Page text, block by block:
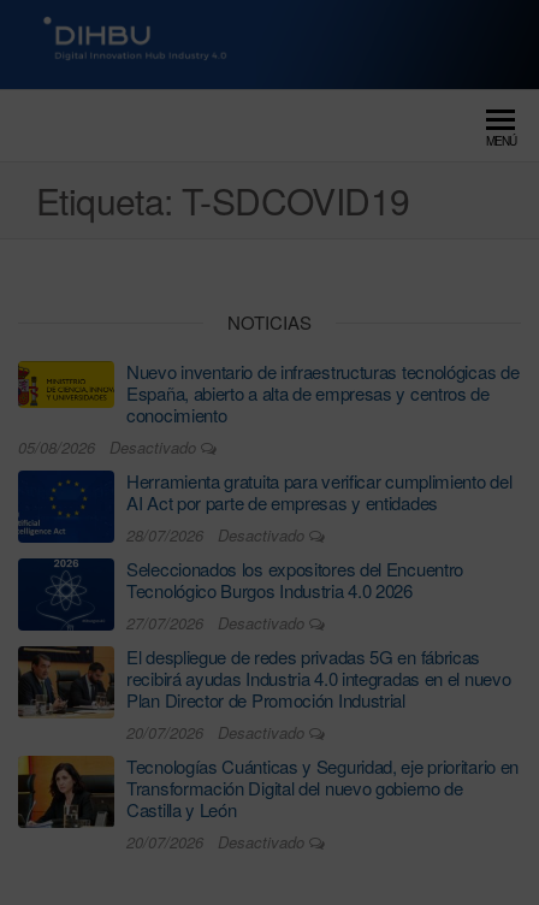
DIGITAL INNOVATION HUB
MENÚ
Etiqueta: T-SDCOVID19
NOTICIAS
Nuevo inventario de infraestructuras tecnológicas de
España, abierto a alta de empresas y centros de
conocimiento
05/08/2026 Desactivado
Herramienta gratuita para verificar cumplimiento del
AI Act por parte de empresas y entidades
28/07/2026 Desactivado
Seleccionados los expositores del Encuentro
Tecnológico Burgos Industria 4.0 2026
27/07/2026 Desactivado
El despliegue de redes privadas 5G en fábricas
recibirá ayudas Industria 4.0 integradas en el nuevo
Plan Director de Promoción Industrial
20/07/2026 Desactivado
Tecnologías Cuánticas y Seguridad, eje prioritario en
Transformación Digital del nuevo gobierno de
Castilla y León
20/07/2026 Desactivado